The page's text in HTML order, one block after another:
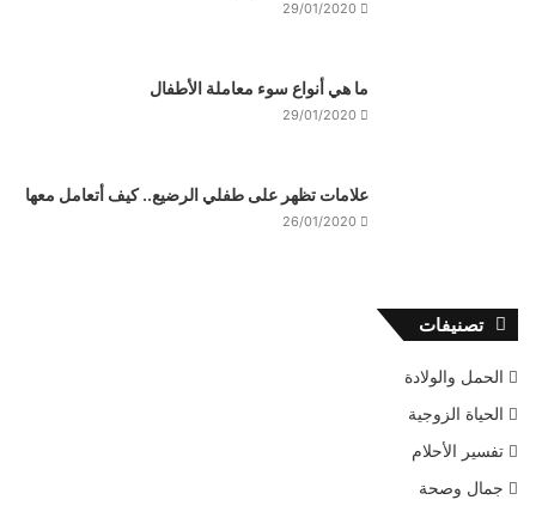
29/01/2020
ما هي أنواع سوء معاملة الأطفال
29/01/2020
علامات تظهر على طفلي الرضيع.. كيف أتعامل معها
26/01/2020
تصنيفات
الحمل والولادة
الحياة الزوجية
تفسير الأحلام
جمال وصحة